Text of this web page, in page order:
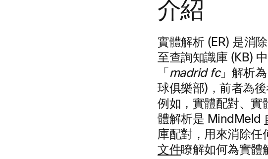
介紹
實體解析 (ER) 是消
至查詢知識庫 (KB)
「 madrid fc」解析為
球俱樂部)，前者為
例如，實體配對、實
體解析是 MindMeld
庫配對，用來消除任
文件瞭解如何為實體